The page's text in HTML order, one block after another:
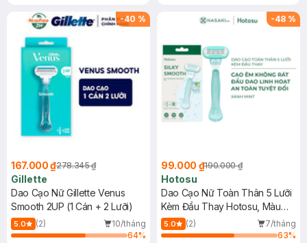
-40 %
167.000 ₫278.345 ₫
Gillette
Dao Cạo Nữ Gillette Venus
Smooth 2UP (1 Cán + 2 Lưỡi)
5.0 (2)
10/tháng
64%
-48 %
99.000 ₫190.000 ₫
Hotosu
Dao Cạo Nữ Toàn Thân 5 Lưỡi
Kèm Đầu Thay Hotosu, Màu
Xanh Mint
5.0 (2)
7/tháng
63%